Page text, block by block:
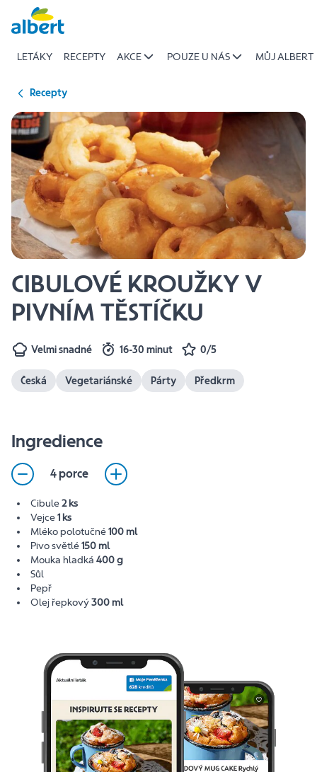
Přeskočit
LETÁKY RECEPTY AKCE POUZE U NÁS MŮJ ALBERT
Recepty
CIBULOVÉ KROUŽKY V
PIVNÍM TĚSTÍČKU
Velmi snadné 16-30 minut 0/5
Česká Vegetariánské Párty Předkrm
Ingredience
4 porce
Cibule2 ks
Vejce1 ks
Mléko polotučné100 ml
Pivo světlé150 ml
Mouka hladká 400 g
Sůl
Pepř
Olej řepkový300 ml